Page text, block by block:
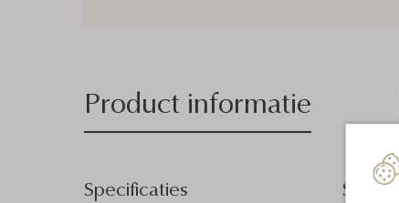
Product informatie
Specificaties